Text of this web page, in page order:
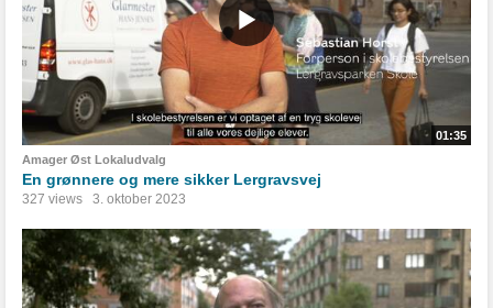
01:35
Amager Øst Lokaludvalg
En grønnere og mere sikker Lergravsvej
327 views 3. oktober 2023